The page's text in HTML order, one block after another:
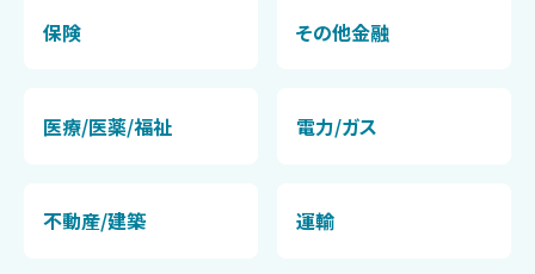
保険 その他金融
医療/医薬/福祉 電力/ガス
不動産/建築 運輸